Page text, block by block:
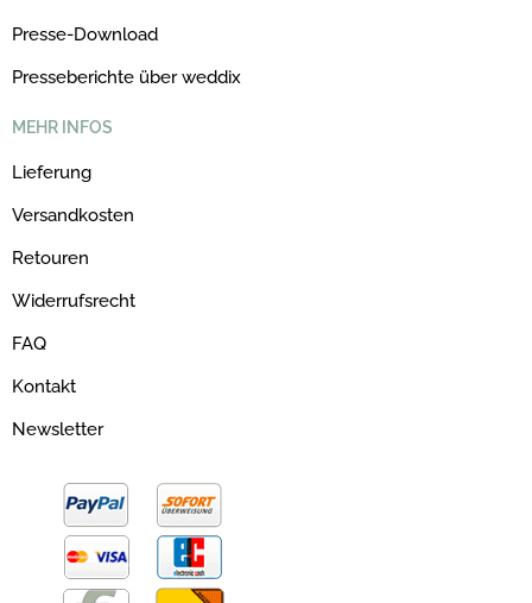
Presse-Download
Presseberichte über weddix
MEHR INFOS
Lieferung
Versandkosten
Retouren
Widerrufsrecht
FAQ
Kontakt
Newsletter